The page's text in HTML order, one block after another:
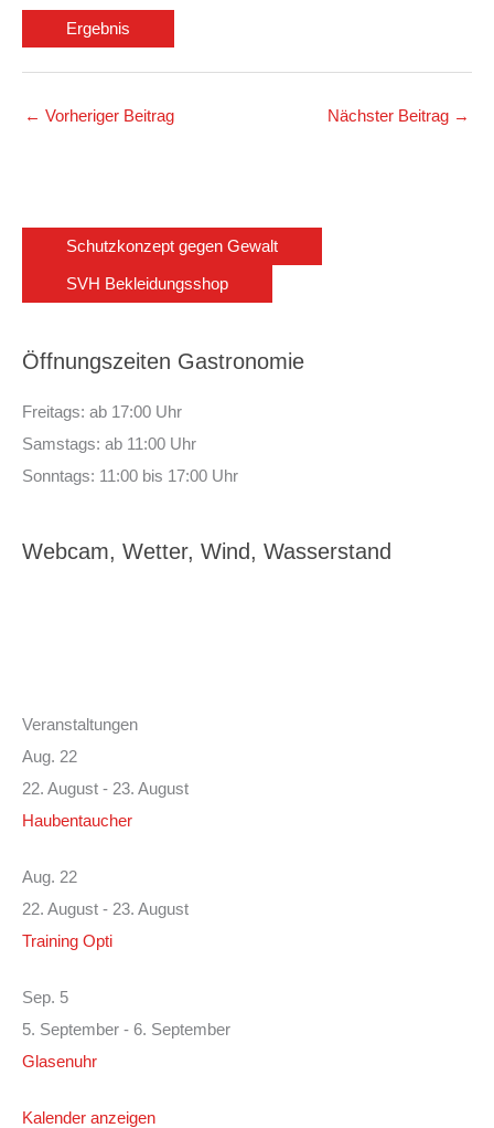
Ergebnis
← Vorheriger Beitrag Nächster Beitrag →
Schutzkonzept gegen Gewalt
SVH Bekleidungsshop
Öffnungszeiten Gastronomie
Freitags: ab 17:00 Uhr
Samstags: ab 11:00 Uhr
Sonntags: 11:00 bis 17:00 Uhr
Webcam, Wetter, Wind, Wasserstand
Veranstaltungen
Aug. 22
22. August - 23. August
Haubentaucher
Aug. 22
22. August - 23. August
Training Opti
Sep. 5
5. September - 6. September
Glasenuhr
Kalender anzeigen